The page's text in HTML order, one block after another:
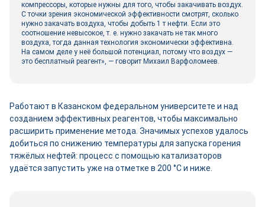
компрессоры, которые нужны для того, чтобы закачивать воздух.
С точки зрения экономической эффективности смотрят, сколько
нужно закачать воздуха, чтобы добыть 1 т нефти. Если это
соотношение невысокое, т. е. нужно закачать не так много
воздуха, тогда данная технология экономически эффективна.
На самом деле у неё большой потенциал, потому что воздух —
это бесплатный реагент», — говорит Михаил Варфоломеев.
Работают в Казанском федеральном университете и над
созданием эффективных реагентов, чтобы максимально
расширить применение метода. Значимых успехов удалось
добиться по снижению температуры для запуска горения
тяжёлых нефтей: процесс с помощью катализаторов
удаётся запустить уже на отметке в 200 °С и ниже.